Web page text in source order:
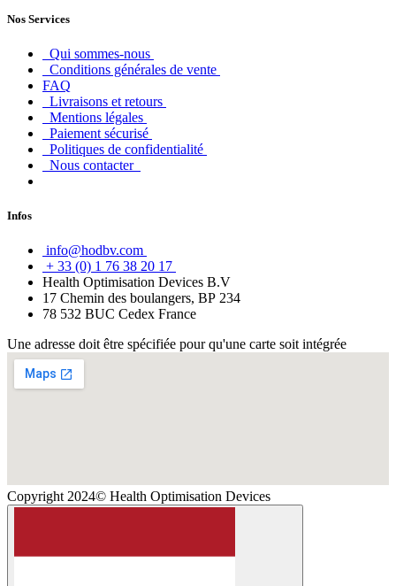
Nos Services
Qui sommes-nous
Conditions générales de vente
FAQ
Livraisons et retours
Mentions légales
Paiement sécurisé
Politiques de confidentialité
Nous contacter
Infos
info@hodbv.com
+ 33 (0) 1 76 38 20 17
Health Optimisation Devices B.V
17 Chemin des boulangers, BP 234
78 532 BUC Cedex France
Une adresse doit être spécifiée pour qu'une carte soit intégrée
Copyright 2024© Health Optimisation Devices